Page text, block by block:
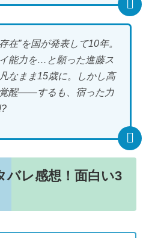
在”を国が発表して10年。
能力を…と願った進藤ス
なまま15歳に。しかし高
醒――するも、宿った力
バレ感想！面白い3